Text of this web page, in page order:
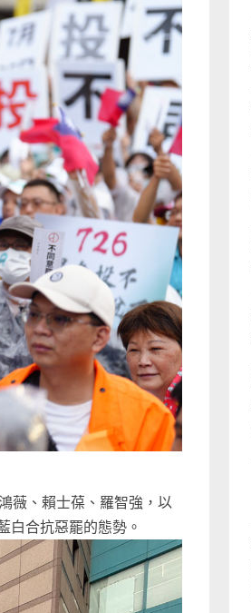
薇、賴士葆、羅智強，以
白合抗惡罷的態勢。